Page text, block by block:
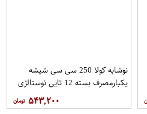
نوشابه کولا 250 سی سی شیشه
یکبارمصرف بسته 12 تایی نوستالژی
۵۴۳,۲۰۰